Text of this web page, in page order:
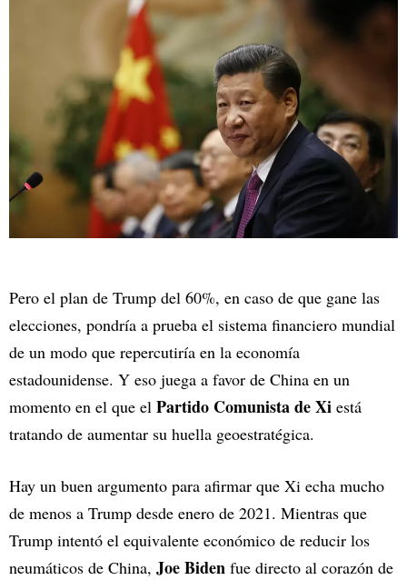
Pero el plan de Trump del 60%, en caso de que gane las
elecciones, pondría a prueba el sistema financiero mundial
de un modo que repercutiría en la economía
estadounidense. Y eso juega a favor de China en un
momento en el que el Partido Comunista de Xi está
tratando de aumentar su huella geoestratégica.
Hay un buen argumento para afirmar que Xi echa mucho
de menos a Trump desde enero de 2021. Mientras que
Trump intentó el equivalente económico de reducir los
neumáticos de China, Joe Biden fue directo al corazón de